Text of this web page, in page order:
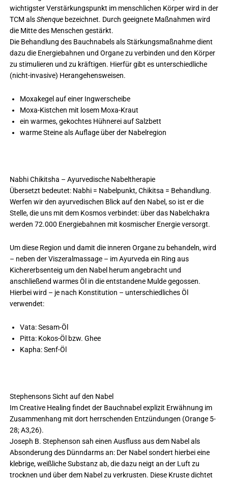
wichtigster Verstärkungspunkt im menschlichen Körper wird in der
TCM alsShenquebezeichnet. Durch geeignete Maßnahmen wird
die Mitte des Menschen gestärkt.
Die Behandlung des Bauchnabels als Stärkungsmaßnahme dient
dazu die Energiebahnen und Organe zu verbinden und den Körper
zu stimulieren und zu kräftigen. Hierfür gibt es unterschiedliche
(nicht-invasive) Herangehensweisen.
Moxakegel auf einer Ingwerscheibe
Moxa-Kistchen mit losem Moxa-Kraut
ein warmes, gekochtes Hühnerei auf Salzbett
warme Steine als Auflage über der Nabelregion
Nabhi Chikitsha – Ayurvedische Nabeltherapie
Übersetzt bedeutet: Nabhi = Nabelpunkt, Chikitsa = Behandlung.
Werfen wir den ayurvedischen Blick auf den Nabel, so ist er die
Stelle, die uns mit dem Kosmos verbindet: über das Nabelchakra
werden 72.000 Energiebahnen mit kosmischer Energie versorgt.
Um diese Region und damit die inneren Organe zu behandeln, wird
– neben der Viszeralmassage – im Ayurveda ein Ring aus
Kichererbsenteig um den Nabel herum angebracht und
anschließend warmes Öl in die entstandene Mulde gegossen.
Hierbei wird – je nach Konstitution – unterschiedliches Öl
verwendet:
Vata: Sesam-Öl
Pitta: Kokos-Öl bzw. Ghee
Kapha: Senf-Öl
Stephensons Sicht auf den Nabel
Im Creative Healing findet der Bauchnabel explizit Erwähnung im
Zusammenhang mit dort herrschenden Entzündungen (Orange 5-
28; A3,26).
Joseph B. Stephenson sah einen Ausfluss aus dem Nabel als
Absonderung des Dünndarms an: Der Nabel sondert hierbei eine
klebrige, weißliche Substanz ab, die dazu neigt an der Luft zu
trocknen und über dem Nabel zu verkrusten. Diese Kruste dichtet